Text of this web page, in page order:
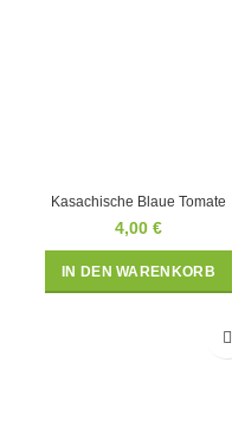
Kasachische Blaue Tomate
4,00 €
IN DEN WARENKORB